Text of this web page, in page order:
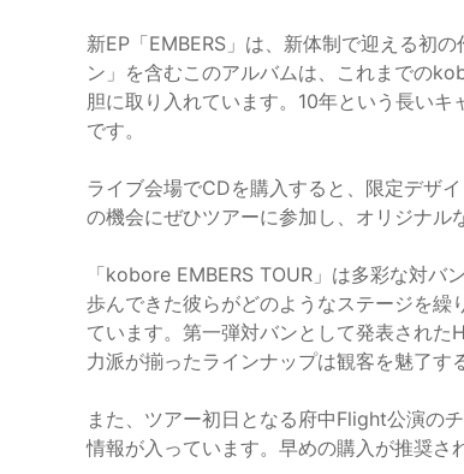
新EP「EMBERS」は、新体制で迎える初
ン」を含むこのアルバムは、これまでの
胆に取り入れています。10年という長い
です。
ライブ会場でCDを購入すると、限定デザ
の機会にぜひツアーに参加し、オリジナル
「kobore EMBERS TOUR」は多彩な対
歩んできた彼らがどのようなステージを繰
ています。第一弾対バンとして発表され
力派が揃ったラインナップは観客を魅了す
また、ツアー初日となる府中Flight公演の
情報が入っています。早めの購入が推奨さ